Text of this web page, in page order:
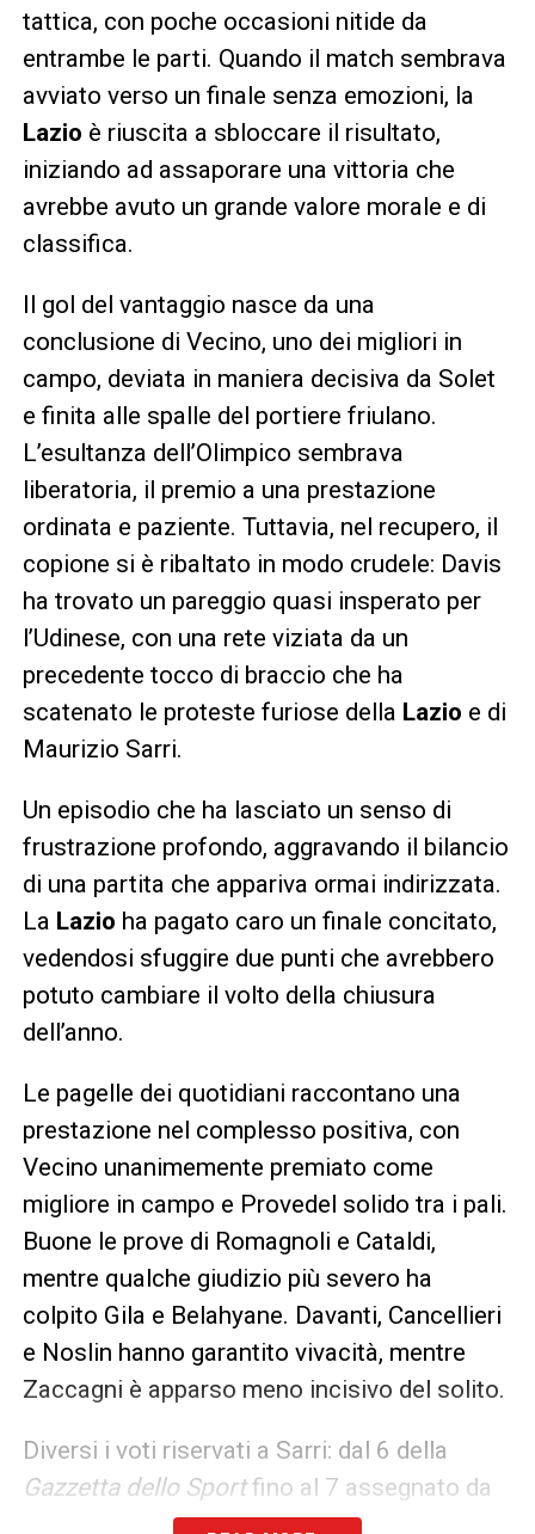
tattica, con poche occasioni nitide da
entrambe le parti. Quando il match sembrava
avviato verso un finale senza emozioni, la
Lazio è riuscita a sbloccare il risultato,
iniziando ad assaporare una vittoria che
avrebbe avuto un grande valore morale e di
classifica.
Il gol del vantaggio nasce da una
conclusione di Vecino, uno dei migliori in
campo, deviata in maniera decisiva da Solet
e finita alle spalle del portiere friulano.
L’esultanza dell’Olimpico sembrava
liberatoria, il premio a una prestazione
ordinata e paziente. Tuttavia, nel recupero, il
copione si è ribaltato in modo crudele: Davis
ha trovato un pareggio quasi insperato per
l’Udinese, con una rete viziata da un
precedente tocco di braccio che ha
scatenato le proteste furiose della Lazio e di
Maurizio Sarri.
Un episodio che ha lasciato un senso di
frustrazione profondo, aggravando il bilancio
di una partita che appariva ormai indirizzata.
La Lazio ha pagato caro un finale concitato,
vedendosi sfuggire due punti che avrebbero
potuto cambiare il volto della chiusura
dell’anno.
Le pagelle dei quotidiani raccontano una
prestazione nel complesso positiva, con
Vecino unanimemente premiato come
migliore in campo e Provedel solido tra i pali.
Buone le prove di Romagnoli e Cataldi,
mentre qualche giudizio più severo ha
colpito Gila e Belahyane. Davanti, Cancellieri
e Noslin hanno garantito vivacità, mentre
Zaccagni è apparso meno incisivo del solito.
Diversi i voti riservati a Sarri: dal 6 della
Gazzetta dello Sportfino al 7 assegnato da
Corriere dello SporteIl Messaggero